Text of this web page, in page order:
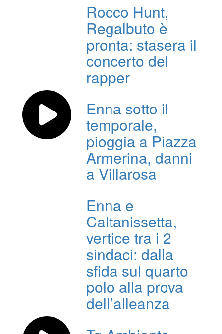
Rocco Hunt,
Regalbuto è
pronta: stasera il
concerto del
rapper
Enna sotto il
temporale,
pioggia a Piazza
Armerina, danni
a Villarosa
Enna e
Caltanissetta,
vertice tra i 2
sindaci: dalla
sfida sul quarto
polo alla prova
dell’alleanza